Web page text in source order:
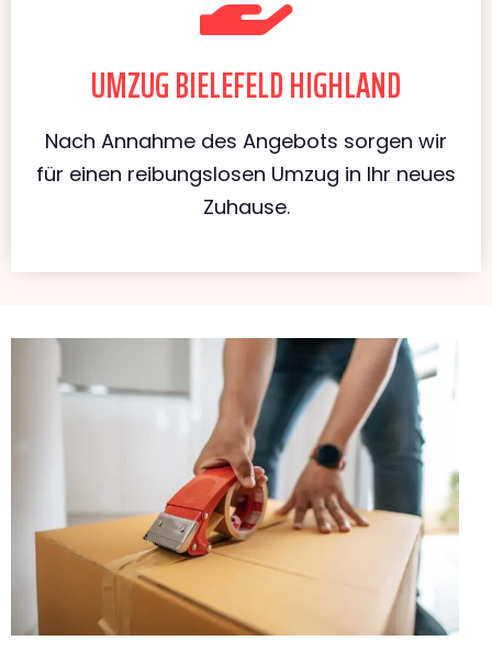
UMZUG BIELEFELD HIGHLAND
Nach Annahme des Angebots sorgen wir
für einen reibungslosen Umzug in Ihr neues
Zuhause.